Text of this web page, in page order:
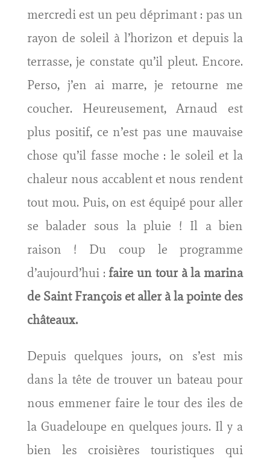
mercredi est un peu déprimant : pas un
rayon de soleil à l’horizon et depuis la
terrasse, je constate qu’il pleut. Encore.
Perso, j’en ai marre, je retourne me
coucher. Heureusement, Arnaud est
plus positif, ce n’est pas une mauvaise
chose qu’il fasse moche : le soleil et la
chaleur nous accablent et nous rendent
tout mou. Puis, on est équipé pour aller
se balader sous la pluie ! Il a bien
raison ! Du coup le programme
d’aujourd’hui :faire un tour à la marina
de Saint François et aller à la pointe des
châteaux.
Depuis quelques jours, on s’est mis
dans la tête de trouver un bateau pour
nous emmener faire le tour des iles de
la Guadeloupe en quelques jours. Il y a
bien les croisières touristiques qui